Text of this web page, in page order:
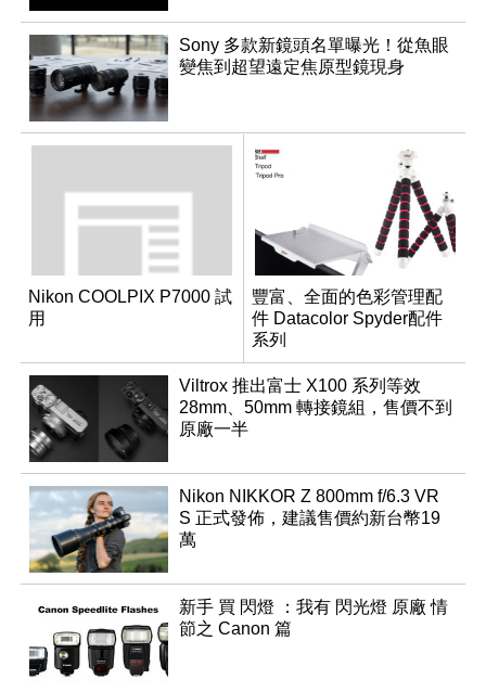
Sony 多款新鏡頭名單曝光！從魚眼
變焦到超望遠定焦原型鏡現身
Nikon COOLPIX P7000 試
用
豐富、全面的色彩管理配
件 Datacolor Spyder配件
系列
Viltrox 推出富士 X100 系列等效
28mm、50mm 轉接鏡組，售價不到
原廠一半
Nikon NIKKOR Z 800mm f/6.3 VR
S 正式發佈，建議售價約新台幣19
萬
新手 買 閃燈 ：我有 閃光燈 原廠 情
節之 Canon 篇